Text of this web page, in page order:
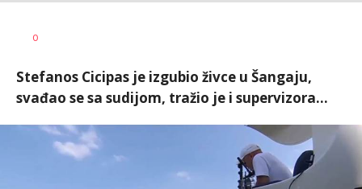
AUTOR
0
Stefanos Cicipas je izgubio živce u Šangaju,
svađao se sa sudijom, tražio je i supervizora...